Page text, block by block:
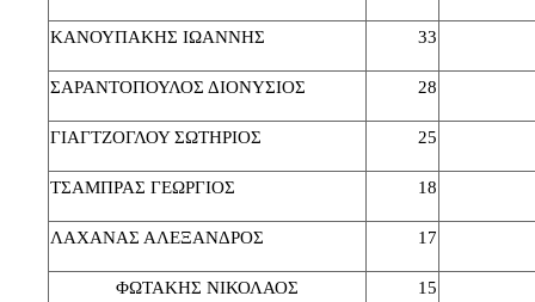
ΚΑΝΟΥΠΑΚΗΣ ΙΩΑΝΝΗΣ 33
ΣΑΡΑΝΤΟΠΟΥΛΟΣ ΔΙΟΝΥΣΙΟΣ 28
ΓΙΑΓΤΖΟΓΛΟΥ ΣΩΤΗΡΙΟΣ 25
ΤΣΑΜΠΡΑΣ ΓΕΩΡΓΙΟΣ 18
ΛΑΧΑΝΑΣ ΑΛΕΞΑΝΔΡΟΣ 17
ΦΩΤΑΚΗΣ ΝΙΚΟΛΑΟΣ 15